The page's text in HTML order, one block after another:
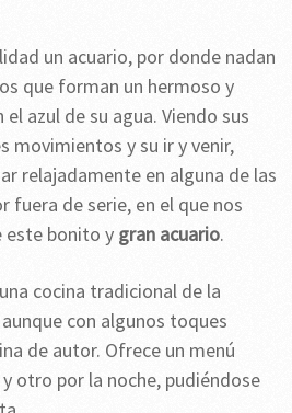
un acuario, por donde nadan
que forman un hermoso y
azul de su agua. Viendo sus
movimientos y su ir y venir,
relajadamente en alguna de las
fuera de serie, en el que nos
este bonito y gran acuario.
cocina tradicional de la
con algunos toques
de autor. Ofrece un menú
otro por la noche, pudiéndose